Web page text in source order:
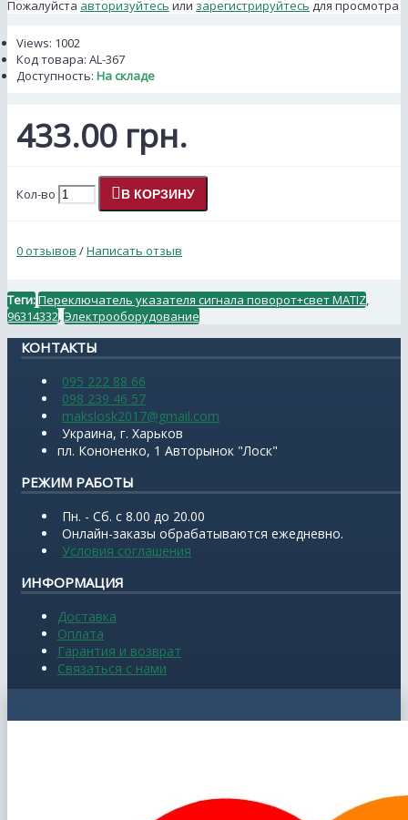
Пожалуйста авторизуйтесь или зарегистрируйтесь для просмотра
Views: 1002
Код товара: AL-367
Доступность: На складе
433.00 грн.
Кол-во В КОРЗИНУ
0 отзывов /Написать отзыв
Теги:Переключатель указателя сигнала поворот+свет MATIZ
96314332 Электрооборудование
КОНТАКТЫ
095 222 88 66
098 239 46 57
makslosk2017@gmail.com
Украина, г. Харьков
пл. Кононенко, 1 Авторынок "Лоск"
РЕЖИМ РАБОТЫ
Пн. - Сб. с 8.00 до 20.00
Онлайн-заказы обрабатываются ежедневно.
Условия соглашения
ИНФОРМАЦИЯ
Доставка
Оплата
Гарантия и возврат
Связаться с нами